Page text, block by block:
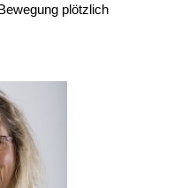
plötzlich